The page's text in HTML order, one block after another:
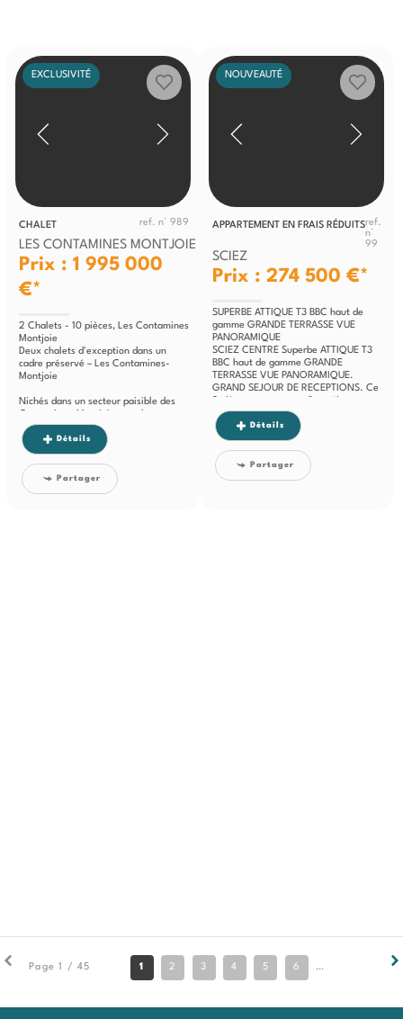
EXCLUSIVITÉ
CHALET ref. n° 989
LES CONTAMINES MONTJOIE
Prix : 1 995 000
€*
2 Chalets - 10 pièces, Les Contamines
Montjoie
Deux chalets d'exception dans un
cadre préservé – Les Contamines-
Montjoie
Nichés dans un secteur paisible des
chalets...
Détails
Partager
NOUVEAUTÉ
APPARTEMENT EN FRAIS RÉDUITSref.
n°
99
SCIEZ
Prix : 274 500 €*
SUPERBE ATTIQUE T3 BBC haut de
gamme GRANDE TERRASSE VUE
PANORAMIQUE
SCIEZ CENTRE Superbe ATTIQUE T3
BBC haut de gamme GRANDE
TERRASSE VUE PANORAMIQUE.
GRAND SEJOUR DE RECEPTIONS. Ce
Détails
Partager
Page 1 / 45 1 2 3 4 5 6 9